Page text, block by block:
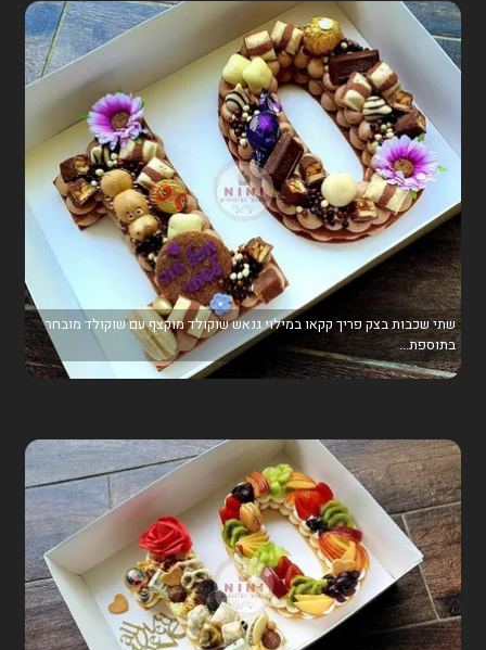
שתי שכבות בצק פריך קקאו במילוי גנאש שוקולד מוקצף עם שוקולד מובחר
בתוספת...